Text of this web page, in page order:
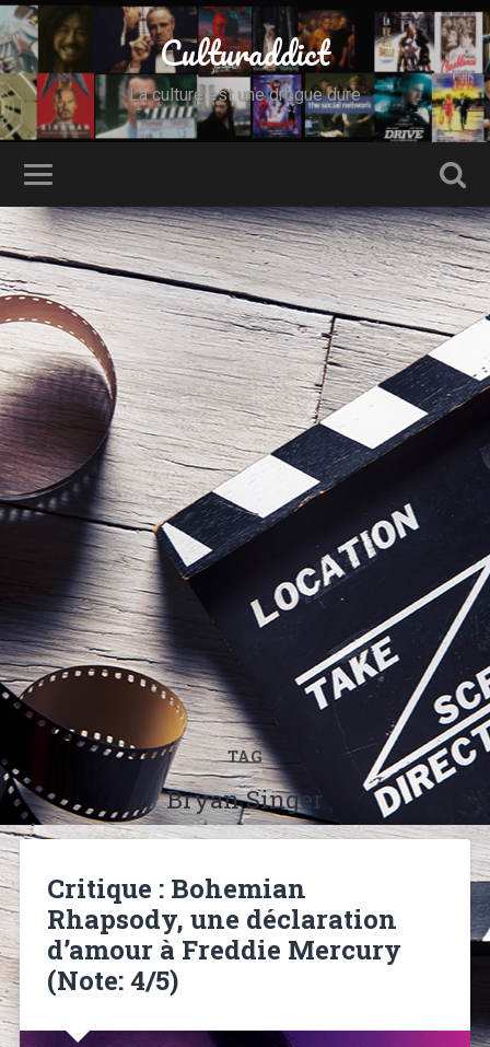
Culturaddict
La culture est une drogue dure
TAG
Bryan Singer
Critique : Bohemian
Rhapsody, une déclaration
d’amour à Freddie Mercury
(Note: 4/5)